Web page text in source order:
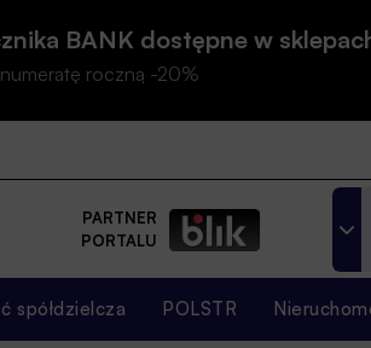
BANK dostępne w
roczną -20%
PARTNER
PORTALU
spółdzielcza POLSTR